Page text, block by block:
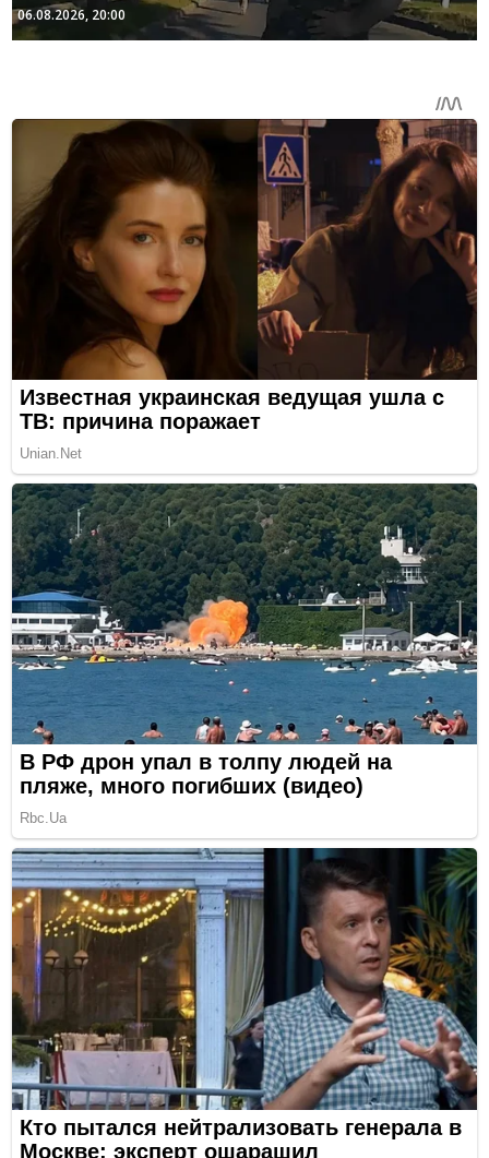
06.08.2026, 20:00